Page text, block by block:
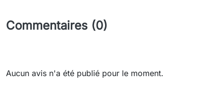
Commentaires (0)
Aucun avis n'a été publié pour le moment.